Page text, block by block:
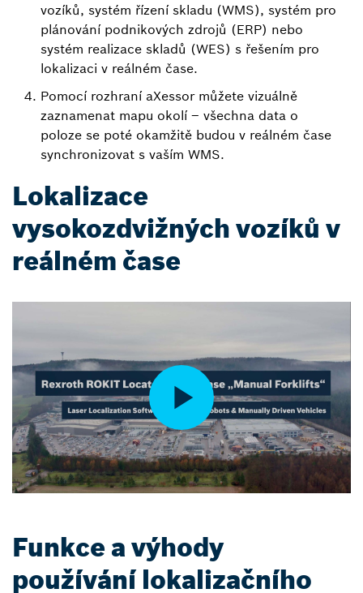
vozíků, systém řízení skladu (WMS), systém pro
plánování podnikových zdrojů (ERP) nebo
systém realizace skladů (WES) s řešením pro
lokalizaci v reálném čase.
Pomocí rozhraní aXessor můžete vizuálně
zaznamenat mapu okolí – všechna data o
poloze se poté okamžitě budou v reálném čase
synchronizovat s vaším WMS.
Lokalizace
vysokozdvižných vozíků v
reálném čase
Funkce a výhody
používání lokalizačního